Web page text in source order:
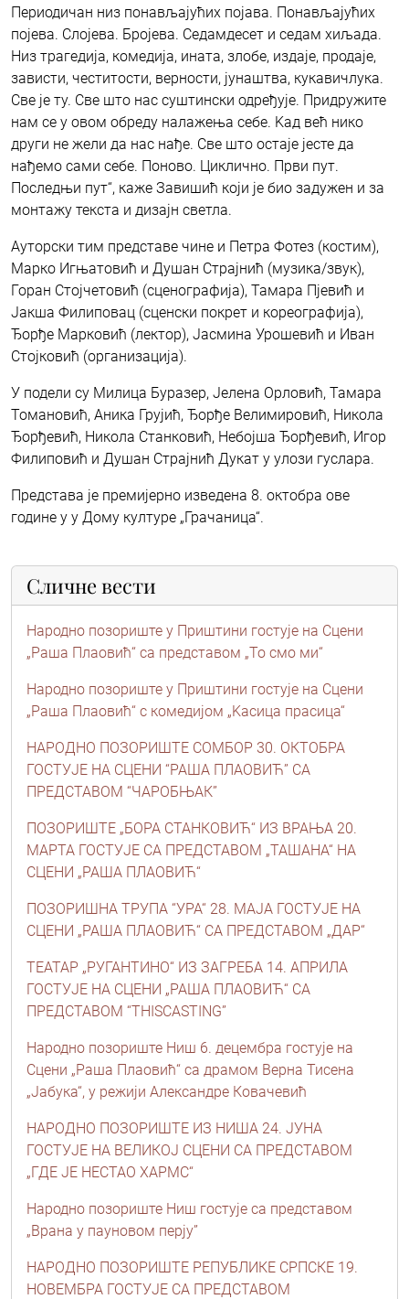
Периодичан низ понављајућих појава. Понављајућих
појева. Слојева. Бројева. Седамдесет и седам хиљада.
Низ трагедија, комедија, ината, злобе, издаје, продаје,
зависти, честитости, верности, јунаштва, кукавичлука.
Све је ту. Све што нас суштински одређује. Придружите
нам се у овом обреду налажења себе. Kад већ нико
други не жели да нас нађе. Све што остаје јесте да
нађемо сами себе. Поново. Циклично. Први пут.
Последњи пут“, каже Завишић који је био задужен и за
монтажу текста и дизајн светла.
Ауторски тим представе чине и Петра Фотез (костим),
Марко Игњатовић и Душан Страјнић (музика/звук),
Горан Стојчетовић (сценографија), Тамара Пјевић и
Јакша Филиповац (сценски покрет и кореографија),
Ђорђе Марковић (лектор), Јасмина Урошевић и Иван
Стојковић (организација).
У подели су Милица Буразер, Јелена Орловић, Тамара
Томановић, Аника Грујић, Ђорђе Велимировић, Никола
Ђорђевић, Никола Станковић, Небојша Ђорђевић, Игор
Филиповић и Душан Страјнић Дукат у улози гуслара.
Представа је премијерно изведена 8. октобра ове
године у у Дому културе „Грачаница“.
Сличне вести
Народно позориште у Приштини гостује на Сцени
„Раша Плаовић“ са представом „То смо ми“
Народно позориште у Приштини гостује на Сцени
„Раша Плаовић“ с комедијом „Kасица прасица“
НАРОДНО ПОЗОРИШТЕ СОМБОР 30. ОКТОБРА
ГОСТУЈЕ НА СЦЕНИ “РАША ПЛАОВИЋ” СА
ПРЕДСТАВОМ “ЧАРОБЊАК”
ПОЗОРИШТЕ „БОРА СТАНКОВИЋ“ ИЗ ВРАЊА 20.
МАРТА ГОСТУЈЕ СА ПРЕДСТАВОМ „ТАШАНА“ НА
СЦЕНИ „РАША ПЛАОВИЋ“
ПОЗОРИШНА ТРУПА “УРА“ 28. МАЈА ГОСТУЈЕ НА
СЦЕНИ „РАША ПЛАОВИЋ“ СА ПРЕДСТАВОМ „ДАР“
ТЕАТАР „РУГАНТИНО“ ИЗ ЗАГРЕБА 14. АПРИЛА
ГОСТУЈЕ НА СЦЕНИ „РАША ПЛАОВИЋ“ СА
ПРЕДСТАВОМ “THISCASTING”
Народно позориште Ниш 6. децембра гостује на
Сцени „Раша Плаовић“ са драмом Верна Тисена
„Јабука“, у режији Александрe Ковачевић
НАРОДНО ПОЗОРИШТЕ ИЗ НИША 24. ЈУНА
ГОСТУЈЕ НА ВЕЛИКОЈ СЦЕНИ СА ПРЕДСТАВОМ
„ГДЕ ЈЕ НЕСТАО ХАРМС“
Народно позориште Ниш гостује са представом
„Врана у пауновом перју”
НАРОДНО ПОЗОРИШТЕ РЕПУБЛИКЕ СРПСКЕ 19.
НОВЕМБРА ГОСТУЈЕ СА ПРЕДСТАВОМ